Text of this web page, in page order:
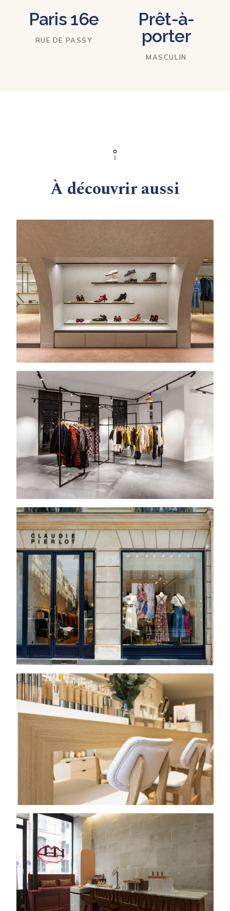
Paris 16e
RUE DE PASSY
Prêt-à-
porter
MASCULIN
À découvrir aussi
Dior
Boutique · Bruxelles
Kenzo
Showroom · Paris
Claudie Pierlot
Flagship · Saint-Germain
Oh My Cream
Boutique · Boulogne